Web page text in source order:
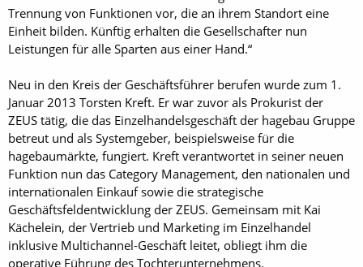
Trennung von Funktionen vor, die an ihrem Standort eine
Einheit bilden. Künftig erhalten die Gesellschafter nun
Leistungen für alle Sparten aus einer Hand.“
Neu in den Kreis der Geschäftsführer berufen wurde zum 1.
Januar 2013 Torsten Kreft. Er war zuvor als Prokurist der
ZEUS tätig, die das Einzelhandelsgeschäft der hagebau Gruppe
betreut und als Systemgeber, beispielsweise für die
hagebaumärkte, fungiert. Kreft verantwortet in seiner neuen
Funktion nun das Category Management, den nationalen und
internationalen Einkauf sowie die strategische
Geschäftsfeldentwicklung der ZEUS. Gemeinsam mit Kai
Kächelein, der Vertrieb und Marketing im Einzelhandel
inklusive Multichannel-Geschäft leitet, obliegt ihm die
operative Führung des Tochterunternehmens.